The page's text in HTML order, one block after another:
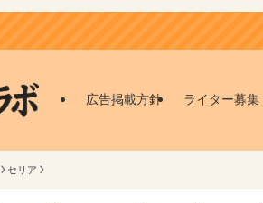
広告掲載方針 ライター募
セリア